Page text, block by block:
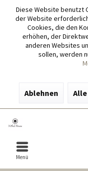
Diese Website benutzt
der Website
Cookies, die den
erhöhen, der
anderen Websites
sollen, werden
Ablehnen
Menü